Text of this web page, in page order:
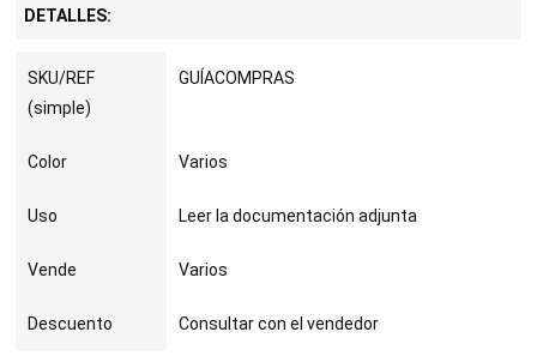
DETALLES:
SKU/REF
(simple)
GUÍACOMPRAS
Color Varios
Uso Leer la documentación adjunta
Vende Varios
Descuento Consultar con el vendedor